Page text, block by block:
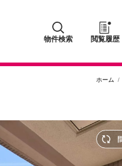
物件検索 閲覧履歴
ホーム